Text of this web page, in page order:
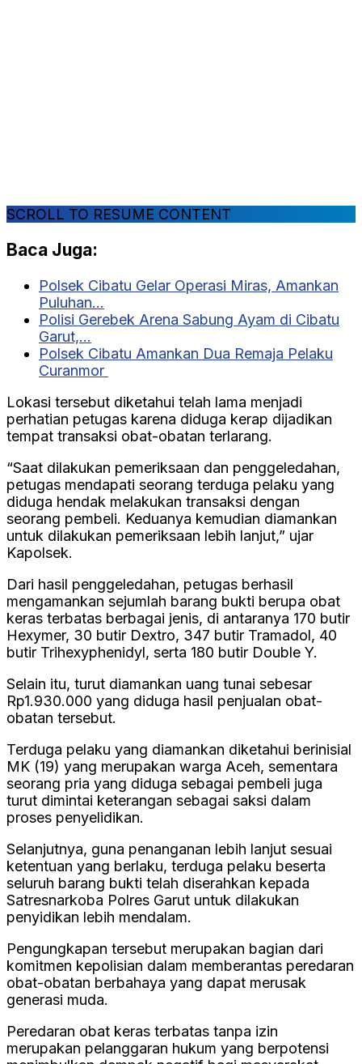
SCROLL TO RESUME CONTENT
Baca Juga:
Polsek Cibatu Gelar Operasi Miras, Amankan
Puluhan…
Polisi Gerebek Arena Sabung Ayam di Cibatu
Garut,…
Polsek Cibatu Amankan Dua Remaja Pelaku
Curanmor
Lokasi tersebut diketahui telah lama menjadi
perhatian petugas karena diduga kerap dijadikan
tempat transaksi obat-obatan terlarang.
“Saat dilakukan pemeriksaan dan penggeledahan,
petugas mendapati seorang terduga pelaku yang
diduga hendak melakukan transaksi dengan
seorang pembeli. Keduanya kemudian diamankan
untuk dilakukan pemeriksaan lebih lanjut,” ujar
Kapolsek.
Dari hasil penggeledahan, petugas berhasil
mengamankan sejumlah barang bukti berupa obat
keras terbatas berbagai jenis, di antaranya 170 butir
Hexymer, 30 butir Dextro, 347 butir Tramadol, 40
butir Trihexyphenidyl, serta 180 butir Double Y.
Selain itu, turut diamankan uang tunai sebesar
Rp1.930.000 yang diduga hasil penjualan obat-
obatan tersebut.
Terduga pelaku yang diamankan diketahui berinisial
MK (19) yang merupakan warga Aceh, sementara
seorang pria yang diduga sebagai pembeli juga
turut dimintai keterangan sebagai saksi dalam
proses penyelidikan.
Selanjutnya, guna penanganan lebih lanjut sesuai
ketentuan yang berlaku, terduga pelaku beserta
seluruh barang bukti telah diserahkan kepada
Satresnarkoba Polres Garut untuk dilakukan
penyidikan lebih mendalam.
Pengungkapan tersebut merupakan bagian dari
komitmen kepolisian dalam memberantas peredaran
obat-obatan berbahaya yang dapat merusak
generasi muda.
Peredaran obat keras terbatas tanpa izin
merupakan pelanggaran hukum yang berpotensi